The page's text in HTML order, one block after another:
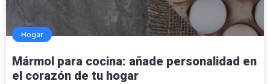
Hogar
Mármol para cocina: añade personalidad en
el corazón de tu hogar